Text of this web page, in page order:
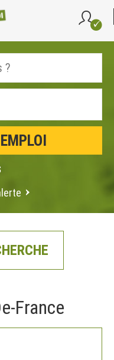
France